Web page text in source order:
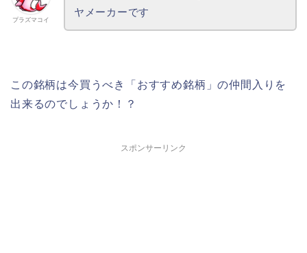
プラズマコイ
ヤメーカーです
この銘柄は今買うべき「おすすめ銘柄」の仲間入りを
出来るのでしょうか！？
スポンサーリンク